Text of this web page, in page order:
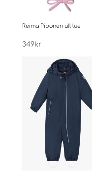
Reima Piponen ull lue
349kr